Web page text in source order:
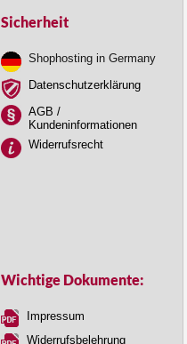
Sicherheit
Shophosting in Germany
Datenschutzerklärung
AGB /
Kundeninformationen
Widerrufsrecht
Wichtige Dokumente:
Impressum
Widerrufsbelehrung